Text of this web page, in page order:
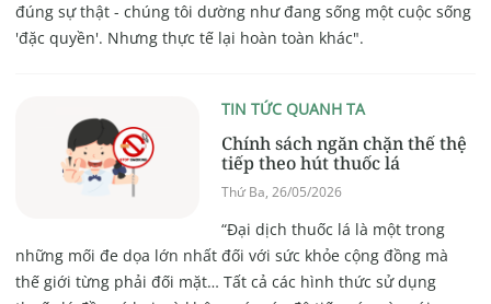
đúng sự thật - chúng tôi dường như đang sống một cuộc sống
'đặc quyền'. Nhưng thực tế lại hoàn toàn khác".
TIN TỨC QUANH TA
Chính sách ngăn chặn thế thệ
tiếp theo hút thuốc lá
Thứ Ba, 26/05/2026
“Đại dịch thuốc lá là một trong
những mối đe dọa lớn nhất đối với sức khỏe cộng đồng mà
thế giới từng phải đối mặt… Tất cả các hình thức sử dụng